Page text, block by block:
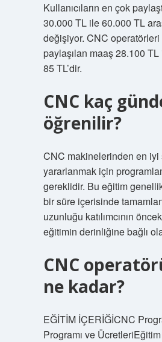
Kullanıcıların en çok
30.000 TL ile 60.000 TL
değişiyor. CNC
paylaşılan maaş 28.100
85 TL’dir.
CNC kaç
öğrenilir?
CNC makinelerinden en iyi
yararlanmak için
gereklidir. Bu eğitim
bir süre içerisinde
uzunluğu katılımcının
eğitimin derinliğine bağlı
CNC
ne kadar?
EĞİTİM İÇERİĞİCNC
Programı ve